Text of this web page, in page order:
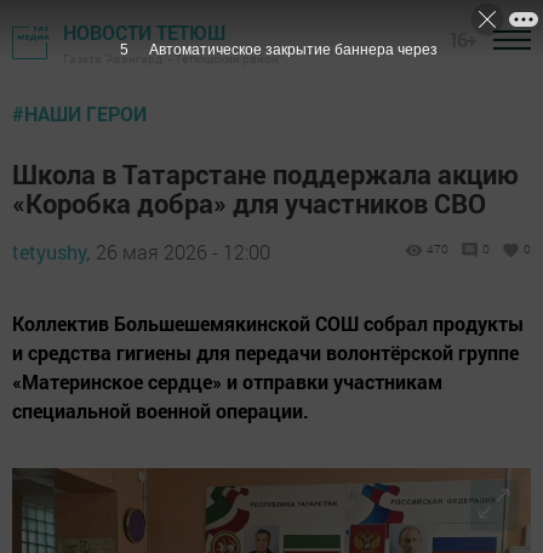
НОВОСТИ ТЕТЮШ
Газета "Авангард" - Тетюшский район
#НАШИ ГЕРОИ
Школа в Татарстане поддержала акцию
«Коробка добра» для участников СВО
tetyushy, 26 мая 2026 - 12:00 470 0 0
Коллектив Большешемякинской СОШ собрал продукты
и средства гигиены для передачи волонтёрской группе
«Материнское сердце» и отправки участникам
специальной военной операции.
3 Автоматическое закрытие баннера через